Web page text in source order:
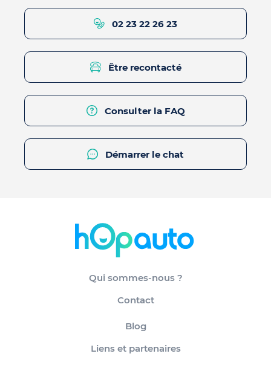
02 23 22 26 23
Être recontacté
Consulter la FAQ
Démarrer le chat
Qui sommes-nous ?
Contact
Blog
Liens et partenaires